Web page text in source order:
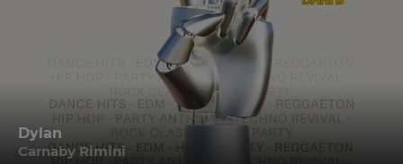
Dylan
Carnaby Rimini